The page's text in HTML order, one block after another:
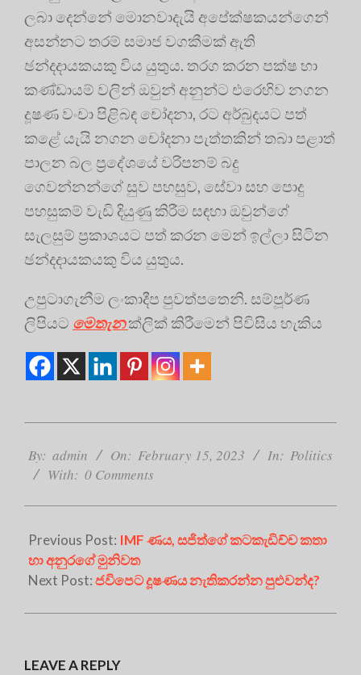
ලබා දෙන්නේ මොනවාදැයි අපේක්ෂකයන්ගෙන්
අසන්නට තරම් සමාජ වගකීමක් ඇති
ඡන්දදායකයකු විය යුතුය. තරග කරන පක්ෂ හා
කණ්ඩායම් වලින් ඔවුන් අනුන්ට එරෙහිව නගන
දූෂණ වංචා පිළිබඳ චෝදනා, රට අර්බුදයට පත්
කළේ යැයි නගන චෝදනා පැත්තකින් තබා පළාත්
පාලන බල ප්‍රදේශයේ වරිපනම් බදු
ගෙවන්නන්ගේ සුව පහසුව, සේවා සහ පොදු
පහසුකම් වැඩි දියුණු කිරීම සඳහා ඔවුන්ගේ
සැලසුම් ප්‍රකාශයට පත් කරන මෙන් ඉල්ලා සිටින
ඡන්දදායකයකු විය යුතුය.
උපුටාගැනීම ලංකාදීප පුවත්පතෙනි. සම්පූර්ණ
ලිපියට මෙතැනක්ලික් කිරීමෙන් පිවිසිය හැකිය
02-
15
By: admin On: February 15, 2023 In: Politics
With: 0 Comments
Previous Post: IMF ණය, සජිත්ගේ කටකැඩිච්ච කතා
හා අනුරගේ මුනිවත
Next Post:ජවිපෙට දූෂණය නැතිකරන්න පුළුවන්ද?
LEAVE A REPLY